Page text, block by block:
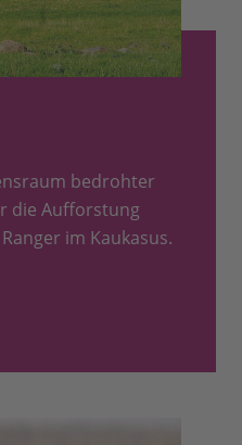
bedrohter
die Aufforstung
im Kaukasus.